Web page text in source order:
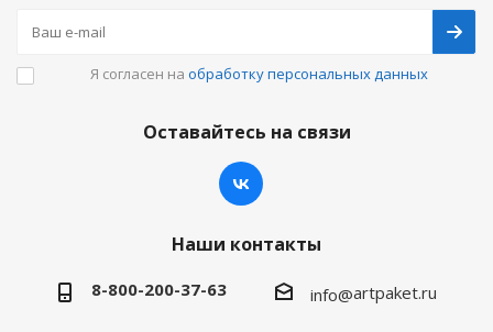
Я согласен на обработку персональных данных
Оставайтесь на связи
Наши контакты
8-800-200-37-63 info@artpaket.ru